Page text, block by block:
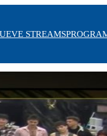
STREAMS